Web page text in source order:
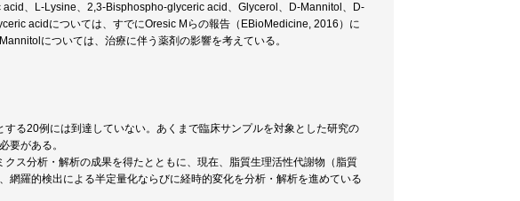
、L-Lysine、2,3-Bisphospho-glyceric acid、Glycerol、D-Mannitol、D-
acidについては、すでにOresic Mらの報告（EBioMedicine, 2016）に
については、治療に伴う薬剤の影響を考えている。
る20例には到達していない。あくまで臨床サンプルを対象とした研究の
要がある。
ス分析・解析の成果を得たとともに、現在、脂質生理活性代謝物（脂質
網羅的検出による半定量化ならびに経時的変化を分析・解析を進めている